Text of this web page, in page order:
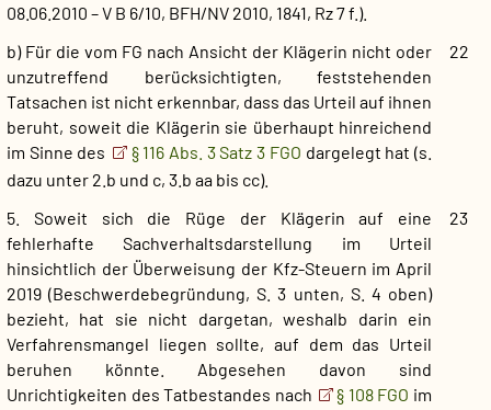
08.06.2010 – V B 6/10, BFH/NV 2010, 1841, Rz 7 f.).
22
b) Für die vom FG nach Ansicht der Klägerin nicht oder
unzutreffend berücksichtigten, feststehenden
Tatsachen ist nicht erkennbar, dass das Urteil auf ihnen
beruht, soweit die Klägerin sie überhaupt hinreichend
im Sinne des
§ 116 Abs. 3 Satz 3 FGO dargelegt hat (s.
dazu unter 2.b und c, 3.b aa bis cc).
23
5. Soweit sich die Rüge der Klägerin auf eine
fehlerhafte Sachverhaltsdarstellung im Urteil
hinsichtlich der Überweisung der Kfz-Steuern im April
2019 (Beschwerdebegründung, S. 3 unten, S. 4 oben)
bezieht, hat sie nicht dargetan, weshalb darin ein
Verfahrensmangel liegen sollte, auf dem das Urteil
beruhen könnte. Abgesehen davon sind
Unrichtigkeiten des Tatbestandes nach
§ 108 FGO im